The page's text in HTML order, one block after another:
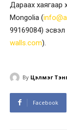
Дараах хаягаар
Mongolia (
99169084)
walls.com).
By Цэлмэг
Facebook